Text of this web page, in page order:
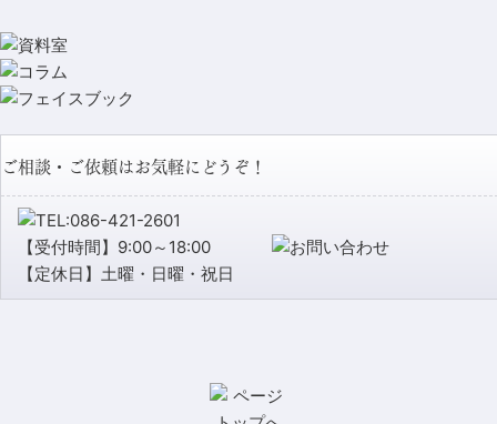
ご相談・ご依頼はお気軽にどうぞ！
【受付時間】9:00～18:00
【定休日】土曜・日曜・祝日